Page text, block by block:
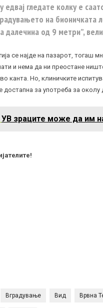
едвај гледате колку е
на бионичката
далечина од 9 метри”,
се најде на пазарот, тогаш
и нема да ни преостане
канта. Но, клиничките
достапна за употреба за околу
УВ зраците може да им
Вградување Вид Врвна